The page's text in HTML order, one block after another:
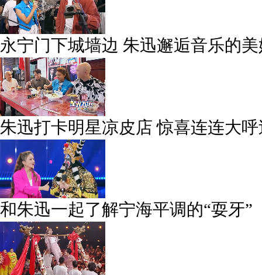
永宁门下城墙边 朱迅邂逅音乐的
朱迅打卡明星凉皮店 惊喜连连大
和朱迅一起了解宁海平调的“耍牙”